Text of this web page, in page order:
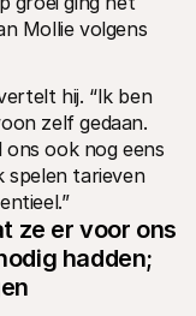
Mollie volgens
hij. “Ik ben
zelf gedaan.
ons ook nog eens
spelen tarieven
ze er voor ons
hadden;